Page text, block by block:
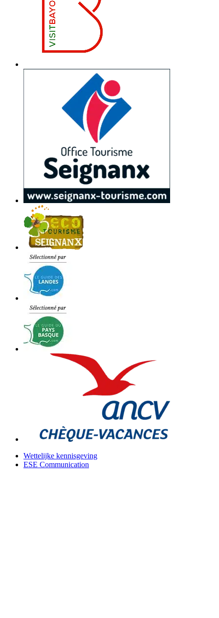
Wettelijke kennisgeving
ESE Communication